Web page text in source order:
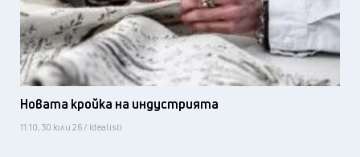
Новата кройка на индустрията
11:10, 30 юли 26 / Idealisti